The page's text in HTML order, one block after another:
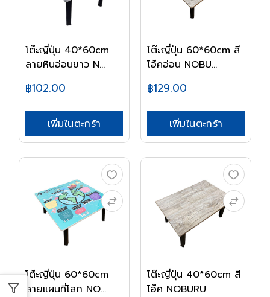
โต๊ะญี่ปุ่น 40*60cm
ลายหินอ่อนขาว N...
฿102.00
เพิ่มในตะกร้า
โต๊ะญี่ปุ่น 60*60cm สี
โอ๊คอ่อน NOBU...
฿129.00
เพิ่มในตะกร้า
โต๊ะญี่ปุ่น 60*60cm
ลายแผนที่โลก NO...
โต๊ะญี่ปุ่น 40*60cm สี
โอ๊ค NOBURU